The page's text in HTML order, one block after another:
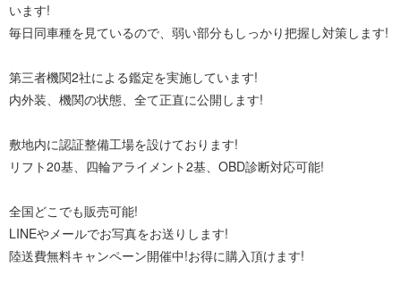
います!
毎日同車種を見ているので、弱い部分もしっかり把握し対策します!
第三者機関2社による鑑定を実施しています!
内外装、機関の状態、全て正直に公開します!
敷地内に認証整備工場を設けております!
リフト20基、四輪アライメント2基、OBD診断対応可能!
全国どこでも販売可能!
LINEやメールでお写真をお送りします!
陸送費無料キャンペーン開催中!お得に購入頂けます!